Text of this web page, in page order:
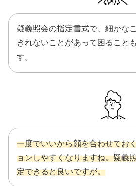
疑義照会の指定書式で、細かな
きれないことがあって困ること
す。
一度でいいから顔を合わせてお
ョンしやすくなりますね。疑義
定できると良いですが。